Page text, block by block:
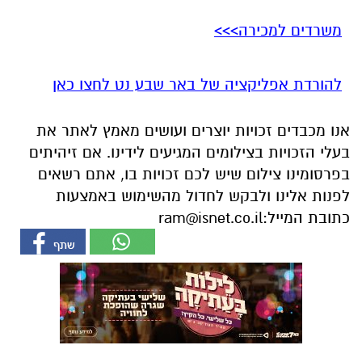
משרדים למכירה>>>
להורדת אפליקציה של באר שבע נט לחצו כאן
אנו מכבדים זכויות יוצרים ועושים מאמץ לאתר את
בעלי הזכויות בצילומים המגיעים לידינו. אם זיהיתים
בפרסומינו צילום שיש לכם זכויות בו, אתם רשאים
לפנות אלינו ולבקש לחדול מהשימוש באמצעות
כתובת המייל:ram@isnet.co.il